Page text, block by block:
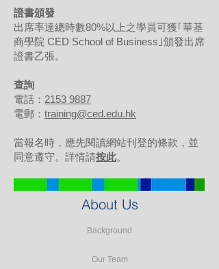
證書頒發
出席率達總時數80%以上之學員可獲｢華基
商學院 CED School of Business｣頒發出席
證書乙張。
查詢
電話： 2153 9887
電郵： training@ced.edu.hk
當報名時，應先閱讀網站刊登的條款，並
同意遵守。詳情請按此。
About Us
Background
Our Team